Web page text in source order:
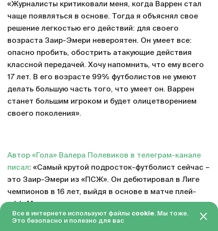
«Журналисты критиковали меня, когда Варрен стал
чаще появляться в основе. Тогда я объяснял свое
решение легкостью его действий: для своего
возраста Заир-Эмери невероятен. Он умеет все:
опасно пробить, обострить атакующие действия
классной передачей. Хочу напомнить, что ему всего
17 лет. В его возрасте 99% футболистов не умеют
делать большую часть того, что умеет он. Варрен
станет большим игроком и будет олицетворением
своего поколения».
Автор «Гола» Валера Полевиков в телеграм-канале
писал: «Самый крутой подросток-футболист сейчас –
это Заир-Эмери из «ПСЖ». Он дебютировал в Лиге
чемпионов в 16 лет, выйдя в основе в матче плей-
офф. Меньше чем через полгода, уже у другого
тренера, стал железным игроком старта. По сути,
Все в интернете используют файлы cookie. Мы тоже.
Это безопасно и полезно для вас